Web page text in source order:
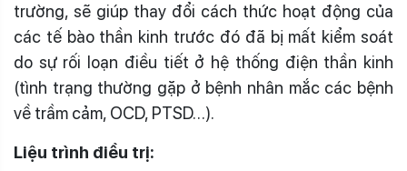
trường, sẽ giúp thay đổi cách thức hoạt động của
các tế bào thần kinh trước đó đã bị mất kiểm soát
do sự rối loạn điều tiết ở hệ thống điện thần kinh
(tình trạng thường gặp ở bệnh nhân mắc các bệnh
về trầm cảm, OCD, PTSD…).
Liệu trình điều trị: